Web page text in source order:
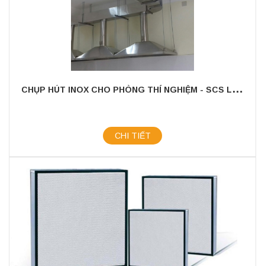
C
HỤP HÚT INOX CHO PHÒNG THÍ NGHIỆM - SCS LAB
CHI TIẾT